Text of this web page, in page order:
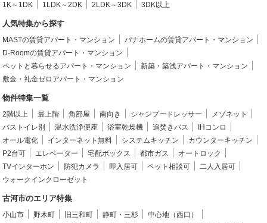
1K～1DK 1LDK～2DK 2LDK～3DK 3DK以上
人気特集から探す
MASTの賃貸アパート・マンション
パナホームの賃貸アパート・マンション
D-Roomの賃貸アパート・マンション
ペットと暮らせるアパート・マンション
新築・築浅アパート・マンション
敷金・礼金ゼロアパート・マンション
物件特集一覧
2階以上 最上階 角部屋 南向き シャンプードレッサー
メゾネット
バストイレ別
温水洗浄便座 浴室乾燥機 追焚きバス
IHコンロ
オール電化
インターネット無料 システムキッチン
カウンターキッチン
P2台可
エレベーター 宅配ボックス 都市ガス
オートロック
TVインターホン
防犯カメラ 即入居可 ペット相談可
二人入居可
ウォークインクローゼット
古河市のエリア特集
小山市 野木町 旧三和町 静町・三杉
中心地（西口）